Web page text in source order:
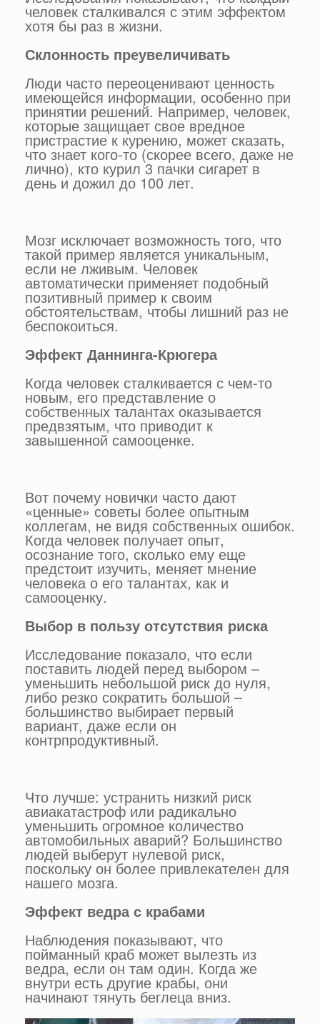
человек сталкивался с этим эффектом
хотя бы раз в жизни.
Склонность преувеличивать
Люди часто переоценивают ценность
имеющейся информации, особенно при
принятии решений. Например, человек,
которые защищает свое вредное
пристрастие к курению, может сказать,
что знает кого-то (скорее всего, даже не
лично), кто курил 3 пачки сигарет в
день и дожил до 100 лет.
Мозг исключает возможность того, что
такой пример является уникальным,
если не лживым. Человек
автоматически применяет подобный
позитивный пример к своим
обстоятельствам, чтобы лишний раз не
беспокоиться.
Эффект Даннинга-Крюгера
Когда человек сталкивается с чем-то
новым, его представление о
собственных талантах оказывается
предвзятым, что приводит к
завышенной самооценке.
Вот почему новички часто дают
«ценные» советы более опытным
коллегам, не видя собственных ошибок.
Когда человек получает опыт,
осознание того, сколько ему еще
предстоит изучить, меняет мнение
человека о его талантах, как и
самооценку.
Выбор в пользу отсутствия риска
Исследование показало, что если
поставить людей перед выбором –
уменьшить небольшой риск до нуля,
либо резко сократить большой –
большинство выбирает первый
вариант, даже если он
контрпродуктивный.
Что лучше: устранить низкий риск
авиакатастроф или радикально
уменьшить огромное количество
автомобильных аварий? Большинство
людей выберут нулевой риск,
поскольку он более привлекателен для
нашего мозга.
Эффект ведра с крабами
Наблюдения показывают, что
пойманный краб может вылезть из
ведра, если он там один. Когда же
внутри есть другие крабы, они
начинают тянуть беглеца вниз.